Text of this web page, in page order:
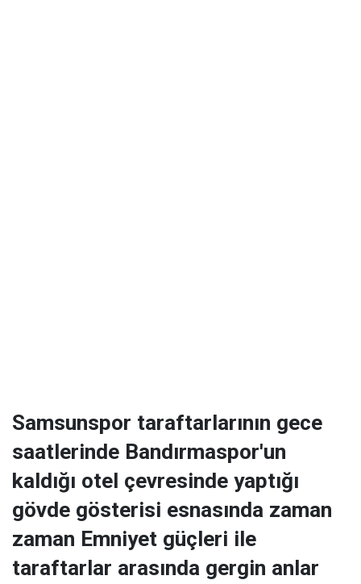
Samsunspor taraftarlarının gece
saatlerinde Bandırmaspor'un
kaldığı otel çevresinde yaptığı
gövde gösterisi esnasında zaman
zaman Emniyet güçleri ile
taraftarlar arasında gergin anlar